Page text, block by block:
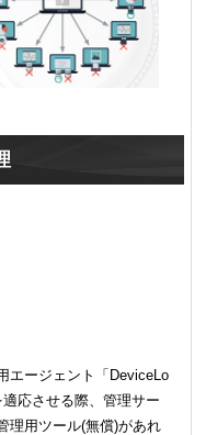
エージェント「DeviceLo
応させる際、管理サー
理用ツール(無償)があれ